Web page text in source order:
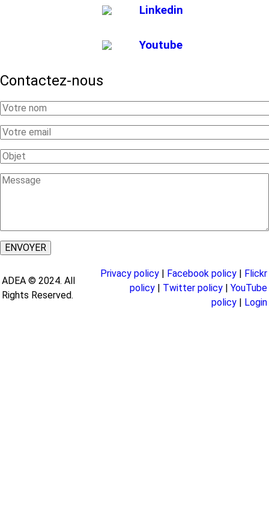
Linkedin
Youtube
Contactez-nous
Your
Name
Your
Email
Subject
Message
ADEA © 2024. All
Rights Reserved.
Privacy policy | Facebook policy | Flickr
policy | Twitter policy | YouTube
policy | Login